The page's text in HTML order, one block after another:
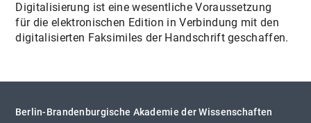
Digitalisierung ist eine wesentliche Voraussetzung
für die elektronischen Edition in Verbindung mit den
digitalisierten Faksimiles der Handschrift geschaffen.
Berlin-Brandenburgische Akademie der Wissenschaften